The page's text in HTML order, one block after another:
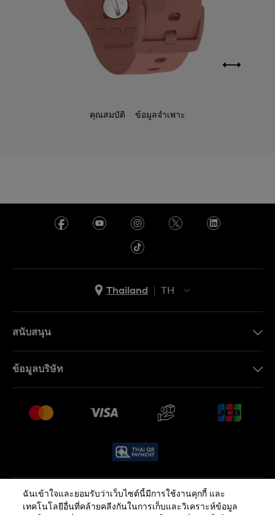
คุณสมบัติ ข้อมูลจำเพาะ
Thailand
TH
สนับสนุน
คำถามที่พบบ่อย (FAQ)
เงื่อนไขหลังการขาย
ข้อมูลบริษัท
งาน
นโยบายความเป็นส่วนตัว นโยบายคุกกี้
ฉันเข้าใจและยอมรับว่าเว็บไซต์นี้มีการใช้งานคุกกี้ และ
เทคโนโลยีอื่นที่คล้ายคลีงกันในการเก็บและวิเคราะห์ข้อมูล